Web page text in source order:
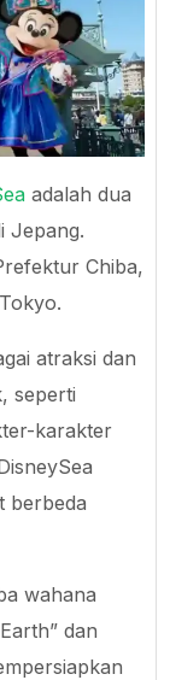
adalah dua
Jepang.
Chiba,
atraksi dan
seperti
karakter
berbeda
wahana
dan